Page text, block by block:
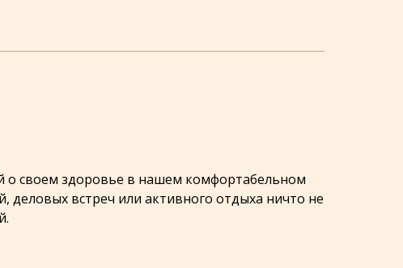
о своем здоровье в нашем комфортабельном
деловых встреч или активного отдыха ничто не